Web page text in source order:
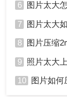
6 图片太大
7 图片太大如何
8 图片压缩
9 照片太大上传
10 图片如何